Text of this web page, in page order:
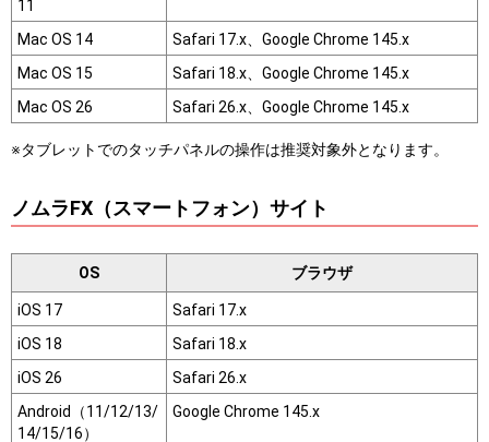
11
Mac OS 14
Safari 17.x、Google Chrome 145.x
Mac OS 15
Safari 18.x、Google Chrome 145.x
Mac OS 26
Safari 26.x、Google Chrome 145.x
※タブレットでのタッチパネルの操作は推奨対象外となります。
ノムラFX（スマートフォン）サイト
OS ブラウザ
iOS 17
Safari 17.x
iOS 18
Safari 18.x
iOS 26
Safari 26.x
Android（11/12/13/
14/15/16）
Google Chrome 145.x